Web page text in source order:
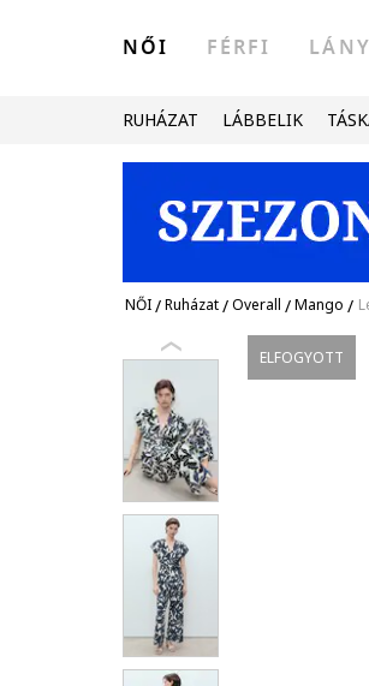
NŐI FÉRFI LÁNY
RUHÁZAT LÁBBELIK
NŐI/Ruházat/Overall /Mango /
ELFOGYOTT